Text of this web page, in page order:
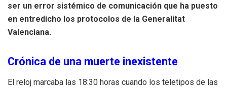
ser un error sistémico de comunicación que ha puesto
en entredicho los protocolos de la Generalitat
Valenciana.
Crónica de una muerte inexistente
El reloj marcaba las 18:30 horas cuando los teletipos de las